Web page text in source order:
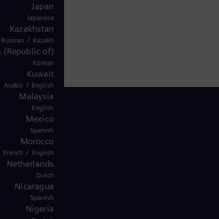
Japan
Japanese
Kazakhstan
Kazakh
/
Russian
(Republic of)
Korean
Kuwait
English
/
Arabic
Malaysia
English
Mexico
Spanish
Morocco
English
/
French
Netherlands
Dutch
Nicaragua
Spanish
Nigeria
تواصل معنا